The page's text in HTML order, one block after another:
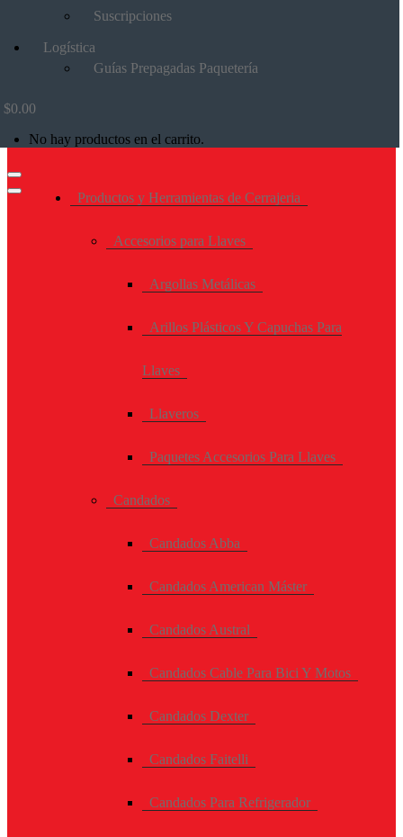
Suscripciones
Logística
Guías Prepagadas Paquetería
$0.00
No hay productos en el carrito.
Productos y Herramientas de Cerrajeria
Accesorios para Llaves
Argollas Metálicas
Arillos Plásticos Y Capuchas Para
Llaves
Llaveros
Paquetes Accesorios Para Llaves
Candados
Candados Abba
Candados American Máster
Candados Austral
Candados Cable Para Bici Y Motos
Candados Dexter
Candados Faitelli
Candados Para Refrigerador